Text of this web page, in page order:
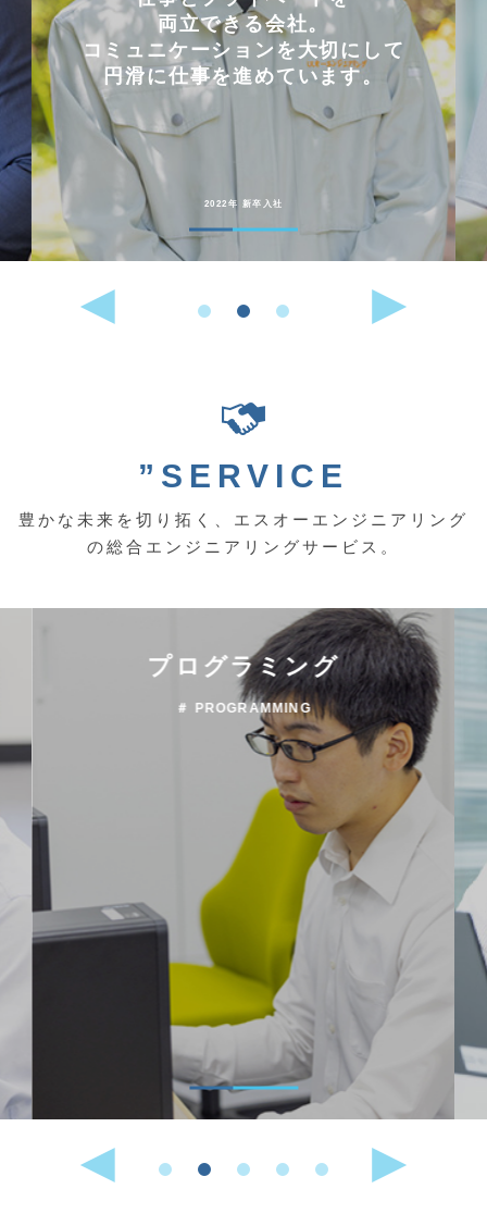
両立できる会社。
コミュニケーションを大切にして
円滑に仕事を進めています。
2022年 新卒入社
”SERVICE
豊かな未来を切り拓く、エスオーエンジニアリング
の総合エンジニアリングサービス。
プログラミング
＃ PROGRAMMING